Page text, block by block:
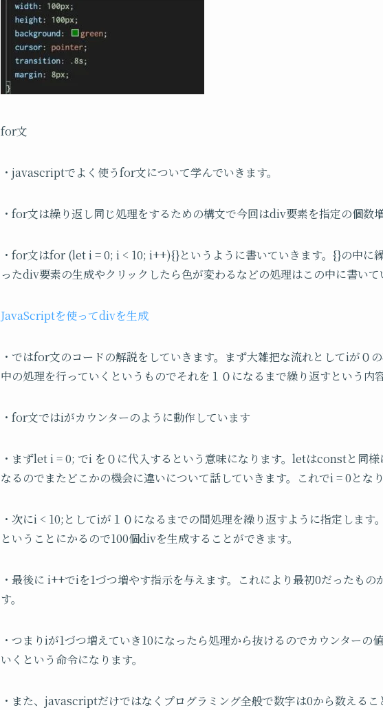
for文
・javascriptでよく使うfor文について学んでいきます。
・for文は繰り返し同じ処理をするための構文で今回はdiv要素を指定の個数
・for文はfor (let i = 0; i < 10; i++){}というように書いていきます。{}の中に
ったdiv要素の生成やクリックしたら色が変わるなどの処理はこの中に書いて
JavaScriptを使ってdivを生成
・ではfor文のコードの解説をしていきます。まず大雑把な流れとしてiが０
中の処理を行っていくというものでそれを１０になるまで繰り返すという内
・for文ではiがカウンターのように動作しています
・まずlet i = 0; でi を０に代入するという意味になります。letはconstと同
なるのでまたどこかの機会に違いについて話していきます。これでi = 0となり
・次にi < 10;としてiが１０になるまでの間処理を繰り返すように指定します
ということにかるので100個divを生成することができます。
・最後に i++でiを1づつ増やす指示を与えます。これにより最初0だったも
す。
・つまりiが1づつ増えていき10になったら処理から抜けるのでカウンターの
いくという命令になります。
・また、 javascriptだけではなくプログラミング全般で数字は0から数えるこ